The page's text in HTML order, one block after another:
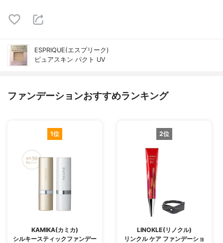
ESPRIQUE(エスプリーク)
ピュアスキン パクト UV
ファンデーションおすすめランキング
1位
KAMIKA(カミカ)
シルキースティックファンデー
2位
LINOKLE(リノクル)
リンクル ケア ファンデーショ